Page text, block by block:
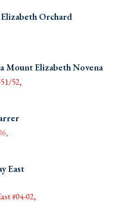
Orchard
Mount Elizabeth Novena
52,
East
#04-02,